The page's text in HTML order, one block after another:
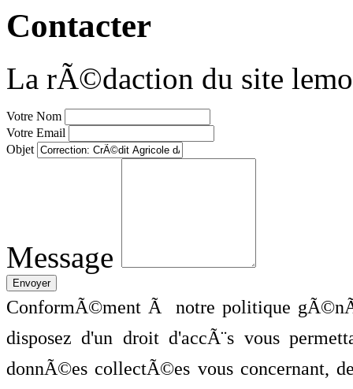
Contacter
La rÃ©daction du site
Votre Nom
Votre Email
Objet
Message
ConformÃ©ment Ã notre politique
disposez d'un droit d'accÃ¨s vous
donnÃ©es collectÃ©es vous concernant,